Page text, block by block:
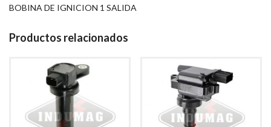
BOBINA DE IGNICION 1 SALIDA
Productos relacionados